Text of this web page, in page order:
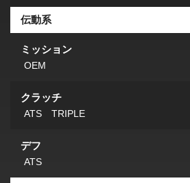
伝動系
ミッション
OEM
クラッチ
ATS TRIPLE
デフ
ATS